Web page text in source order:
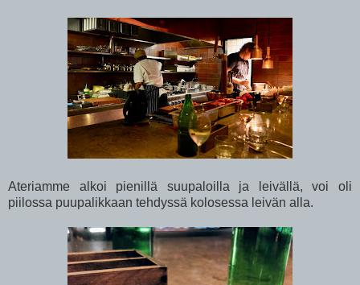
Ateriamme alkoi pienillä suupaloilla ja leivällä, voi oli
piilossa puupalikkaan tehdyssä kolosessa leivän alla.